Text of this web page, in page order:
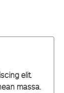
elit.
massa.